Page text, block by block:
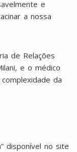
e
a nossa
de Relações
e o médico
da
disponível no site